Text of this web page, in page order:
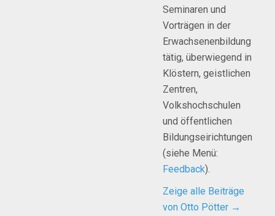
Seminaren und
Vorträgen in der
Erwachsenenbildung
tätig, überwiegend in
Klöstern, geistlichen
Zentren,
Volkshochschulen
und öffentlichen
Bildungseirichtungen
(siehe Menü:
Feedback).
Zeige alle Beiträge
von Otto Pötter →